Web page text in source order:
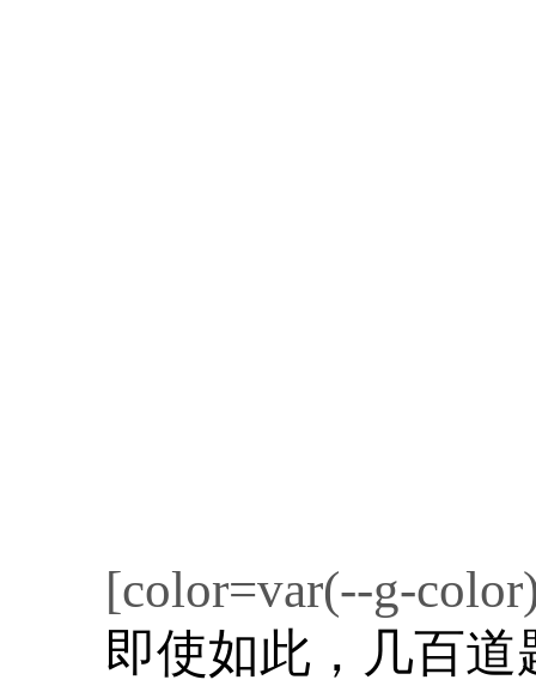
[color=var(--g-
即使如此，几百